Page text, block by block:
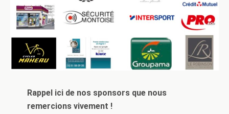
Rappel ici de nos sponsors que nous
remercions vivement !